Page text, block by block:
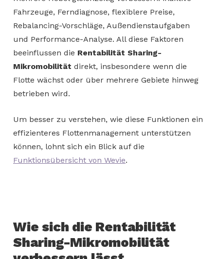
Fahrzeuge, Ferndiagnose, flexiblere Preise,
Rebalancing-Vorschläge, Außendienstaufgaben
und Performance-Analyse. All diese Faktoren
beeinflussen die Rentabilität Sharing-
Mikromobilität direkt, insbesondere wenn die
Flotte wächst oder über mehrere Gebiete hinweg
betrieben wird.
Um besser zu verstehen, wie diese Funktionen ein
effizienteres Flottenmanagement unterstützen
können, lohnt sich ein Blick auf die
Funktionsübersicht von Wevie.
Wie sich die Rentabilität
Sharing-Mikromobilität